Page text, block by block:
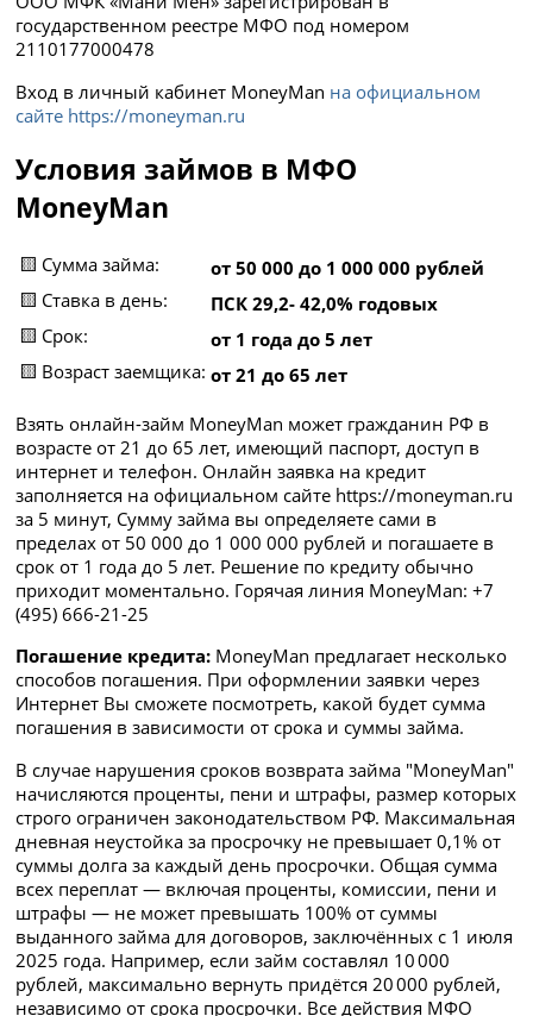
государственном реестре МФО под номером
2110177000478
Вход в личный кабинет MoneyMan на официальном
сайте https://moneyman.ru
Условия займов в МФО
MoneyMan
🟨 Сумма займа:
от 50 000 до 1 000 000 рублей
🟨 Ставка в день:
ПСК 29,2- 42,0% годовых
🟨 Срок:
от 1 года до 5 лет
🟨 Возраст заемщика: от 21 до 65 лет
Взять онлайн-займ MoneyMan может гражданин РФ в
возрасте от 21 до 65 лет, имеющий паспорт, доступ в
интернет и телефон. Онлайн заявка на кредит
заполняется на официальном сайте https://moneyman.ru
за 5 минут, Сумму займа вы определяете сами в
пределах от 50 000 до 1 000 000 рублей и погашаете в
срок от 1 года до 5 лет. Решение по кредиту обычно
приходит моментально. Горячая линия MoneyMan: +7
(495) 666-21-25
Погашение кредита: MoneyMan предлагает несколько
способов погашения. При оформлении заявки через
Интернет Вы сможете посмотреть, какой будет сумма
погашения в зависимости от срока и суммы займа.
В случае нарушения сроков возврата займа "MoneyMan"
начисляются проценты, пени и штрафы, размер которых
строго ограничен законодательством РФ. Максимальная
дневная неустойка за просрочку не превышает 0,1% от
суммы долга за каждый день просрочки. Общая сумма
всех переплат — включая проценты, комиссии, пени и
штрафы — не может превышать 100% от суммы
выданного займа для договоров, заключённых с 1 июля
2025 года. Например, если займ составлял 10 000
рублей, максимально вернуть придётся 20 000 рублей,
независимо от срока просрочки. Все действия МФО